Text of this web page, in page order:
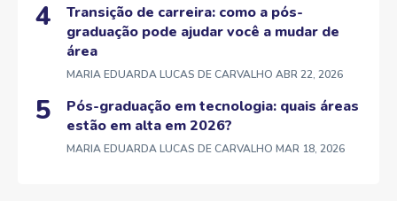
Transição de carreira: como a pós-
graduação pode ajudar você a mudar de
área
MARIA EDUARDA LUCAS DE CARVALHO ABR 22, 2026
Pós-graduação em tecnologia: quais áreas
estão em alta em 2026?
MARIA EDUARDA LUCAS DE CARVALHO MAR 18, 2026